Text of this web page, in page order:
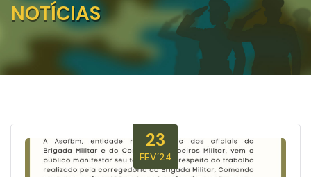
NOTÍCIAS
23
FEV’24